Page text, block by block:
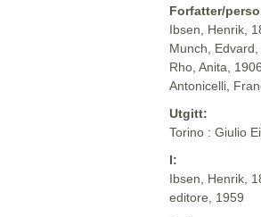
Forfatter/
Ibsen, Henrik,
Munch,
Rho, Anita,
Antonicelli,
Utgitt:
Torino : Giulio
I:
Ibsen, Henrik,
editore, 1959